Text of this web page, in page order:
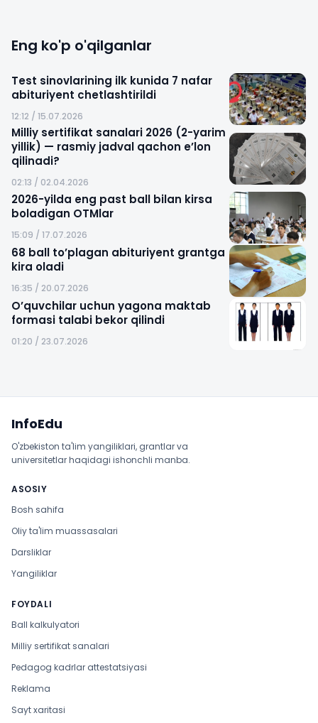
Eng ko'p o'qilganlar
Test sinovlarining ilk kunida 7 nafar
abituriyent chetlashtirildi
12:12 / 15.07.2026
Milliy sertifikat sanalari 2026 (2-yarim
yillik) — rasmiy jadval qachon e’lon
qilinadi?
02:13 / 02.04.2026
2026-yilda eng past ball bilan kirsa
boladigan OTMlar
15:09 / 17.07.2026
68 ball to’plagan abituriyent grantga
kira oladi
16:35 / 20.07.2026
O’quvchilar uchun yagona maktab
formasi talabi bekor qilindi
01:20 / 23.07.2026
InfoEdu
O'zbekiston ta'lim yangiliklari, grantlar va
universitetlar haqidagi ishonchli manba.
ASOSIY
Bosh sahifa
Oliy ta'lim muassasalari
Darsliklar
Yangiliklar
FOYDALI
Ball kalkulyatori
Milliy sertifikat sanalari
Pedagog kadrlar attestatsiyasi
Reklama
Sayt xaritasi